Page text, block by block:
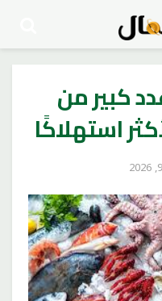
كبير من
استهلاكًا